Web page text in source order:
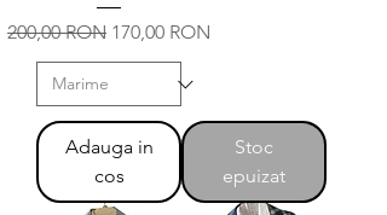
Preț normal
200,00 RON Preț redus
170,00 RON
Adauga in
cos
Stoc
epuizat